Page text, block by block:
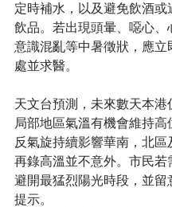
定時補水，以及避免飲酒或
飲品。若出現頭暈、噁心、
意識混亂等中暑徵狀，應立
處並求醫。
天文台預測，未來數天本港
局部地區氣溫有機會維持高
反氣旋持續影響華南，北區
再錄高溫並不意外。市民若
避開最猛烈陽光時段，並留
提示。